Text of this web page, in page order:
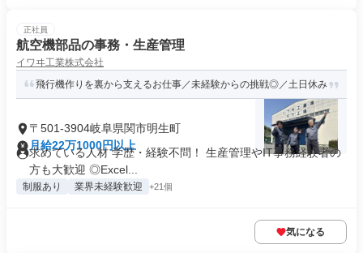
正社員
航空機部品の事務・生産管理
イワヰ工業株式会社
飛行機作りを裏から支えるお仕事／未経験からの挑戦◎／土日休み
〒501-3904岐阜県関市明生町
月給22万1000円以上
求めている人材 学歴・経験不問！ 生産管理やIT事務経験者の
方も大歓迎 ◎Excel...
制服あり 業界未経験歓迎 +21個
気になる